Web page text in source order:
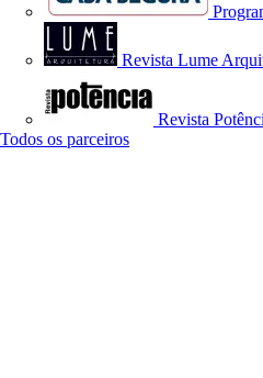
Revista Lume
Revista
Todos os parceiros